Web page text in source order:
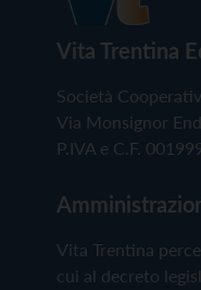
Vita Trentina
Società
Via Monsignor
P.IVA e C.F.
Vita Trentina
cui al decreto